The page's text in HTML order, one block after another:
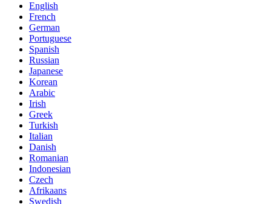
English
French
German
Portuguese
Spanish
Russian
Japanese
Korean
Arabic
Irish
Greek
Turkish
Italian
Danish
Romanian
Indonesian
Czech
Afrikaans
Swedish